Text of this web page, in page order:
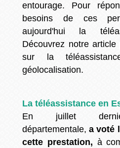
entourage. Pour
besoins de ces
aujourd'hui la
Découvrez notre
sur la
géolocalisation.
La téléassistance en
En juillet
départementale,a voté
cette prestation, à